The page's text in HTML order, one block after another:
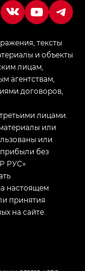
тексты
и объекты
лицам,
агентствам,
договоров,
лицами.
или
или
без
РУС»
настоящем
принятия
на сайте.